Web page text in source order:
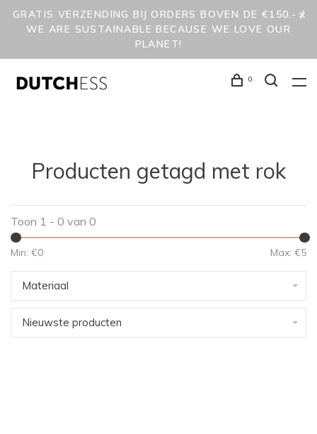
GRATIS VERZENDING BIJ ORDERS BOVEN DE €150,- /
WE ARE SUSTAINABLE BECAUSE WE LOVE OUR
PLANET!
0
Producten getagd met rok
Toon 1 - 0 van 0
Min: €0 Max: €5
Materiaal
Nieuwste producten